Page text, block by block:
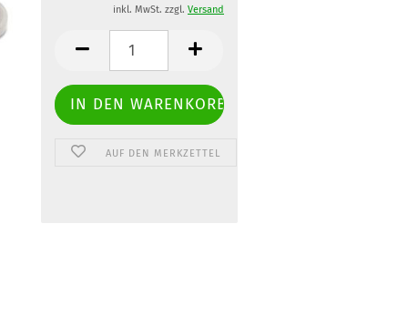
inkl. MwSt. zzgl. Versand
AUF DEN MERKZETTEL